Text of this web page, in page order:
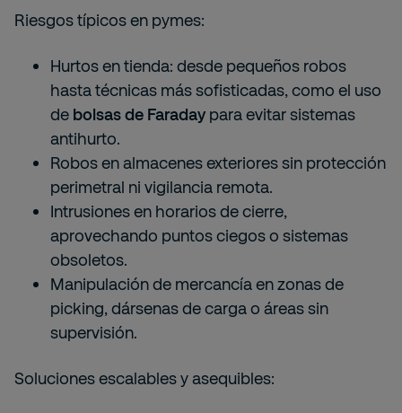
Riesgos típicos en pymes:
Hurtos en tienda: desde pequeños robos
hasta técnicas más sofisticadas, como el uso
de bolsas de Faraday para evitar sistemas
antihurto.
Robos en almacenes exteriores sin protección
perimetral ni vigilancia remota.
Intrusiones en horarios de cierre,
aprovechando puntos ciegos o sistemas
obsoletos.
Manipulación de mercancía en zonas de
picking, dársenas de carga o áreas sin
supervisión.
Soluciones escalables y asequibles: